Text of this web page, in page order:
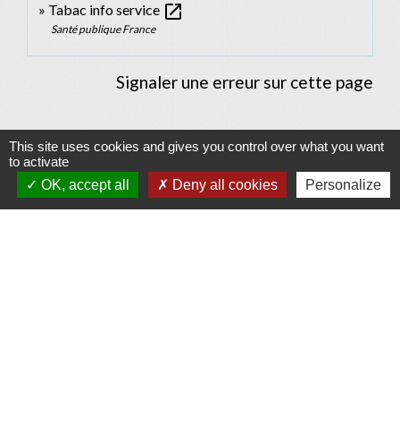
Tabac info service open_in_new
Santé publique France
Signaler une erreur sur cette page
Contacts
This site uses cookies and gives you control over what you want
to activate
OK, accept all
Deny all cookies Personalize